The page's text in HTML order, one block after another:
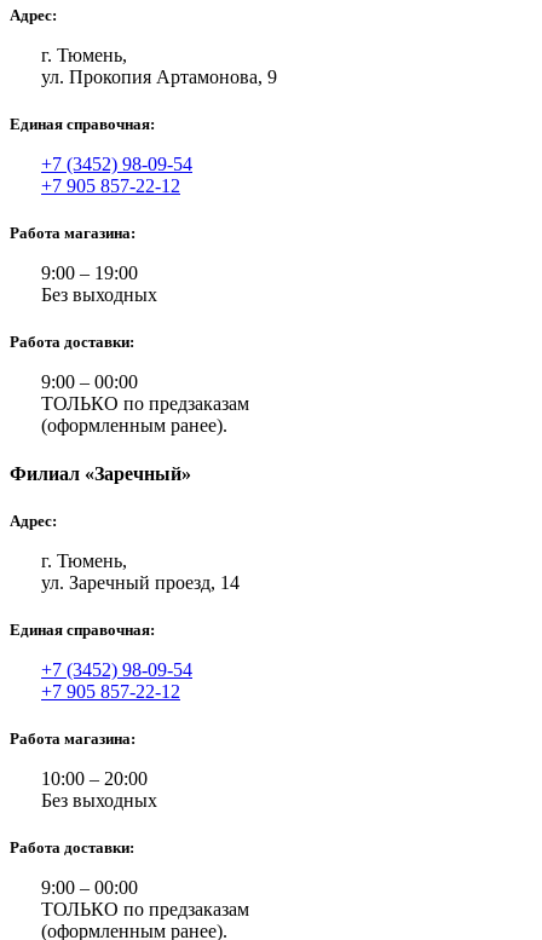
Адрес:
г. Тюмень,
ул. Прокопия Артамонова, 9
Единая справочная:
+7 (3452) 98-09-54
+7 905 857-22-12
Работа магазина:
9:00 – 19:00
Без выходных
Работа доставки:
9:00 – 00:00
ТОЛЬКО по предзаказам
(оформленным ранее).
Филиал «Заречный»
Адрес:
г. Тюмень,
ул. Заречный проезд, 14
Единая справочная:
+7 (3452) 98-09-54
+7 905 857-22-12
Работа магазина:
10:00 – 20:00
Без выходных
Работа доставки:
9:00 – 00:00
ТОЛЬКО по предзаказам
(оформленным ранее).